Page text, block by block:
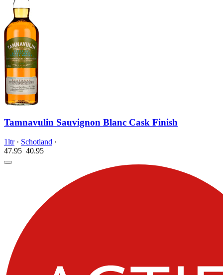
Tamnavulin Sauvignon Blanc Cask Finish
1ltr· Schotland ·
47.95 40.95